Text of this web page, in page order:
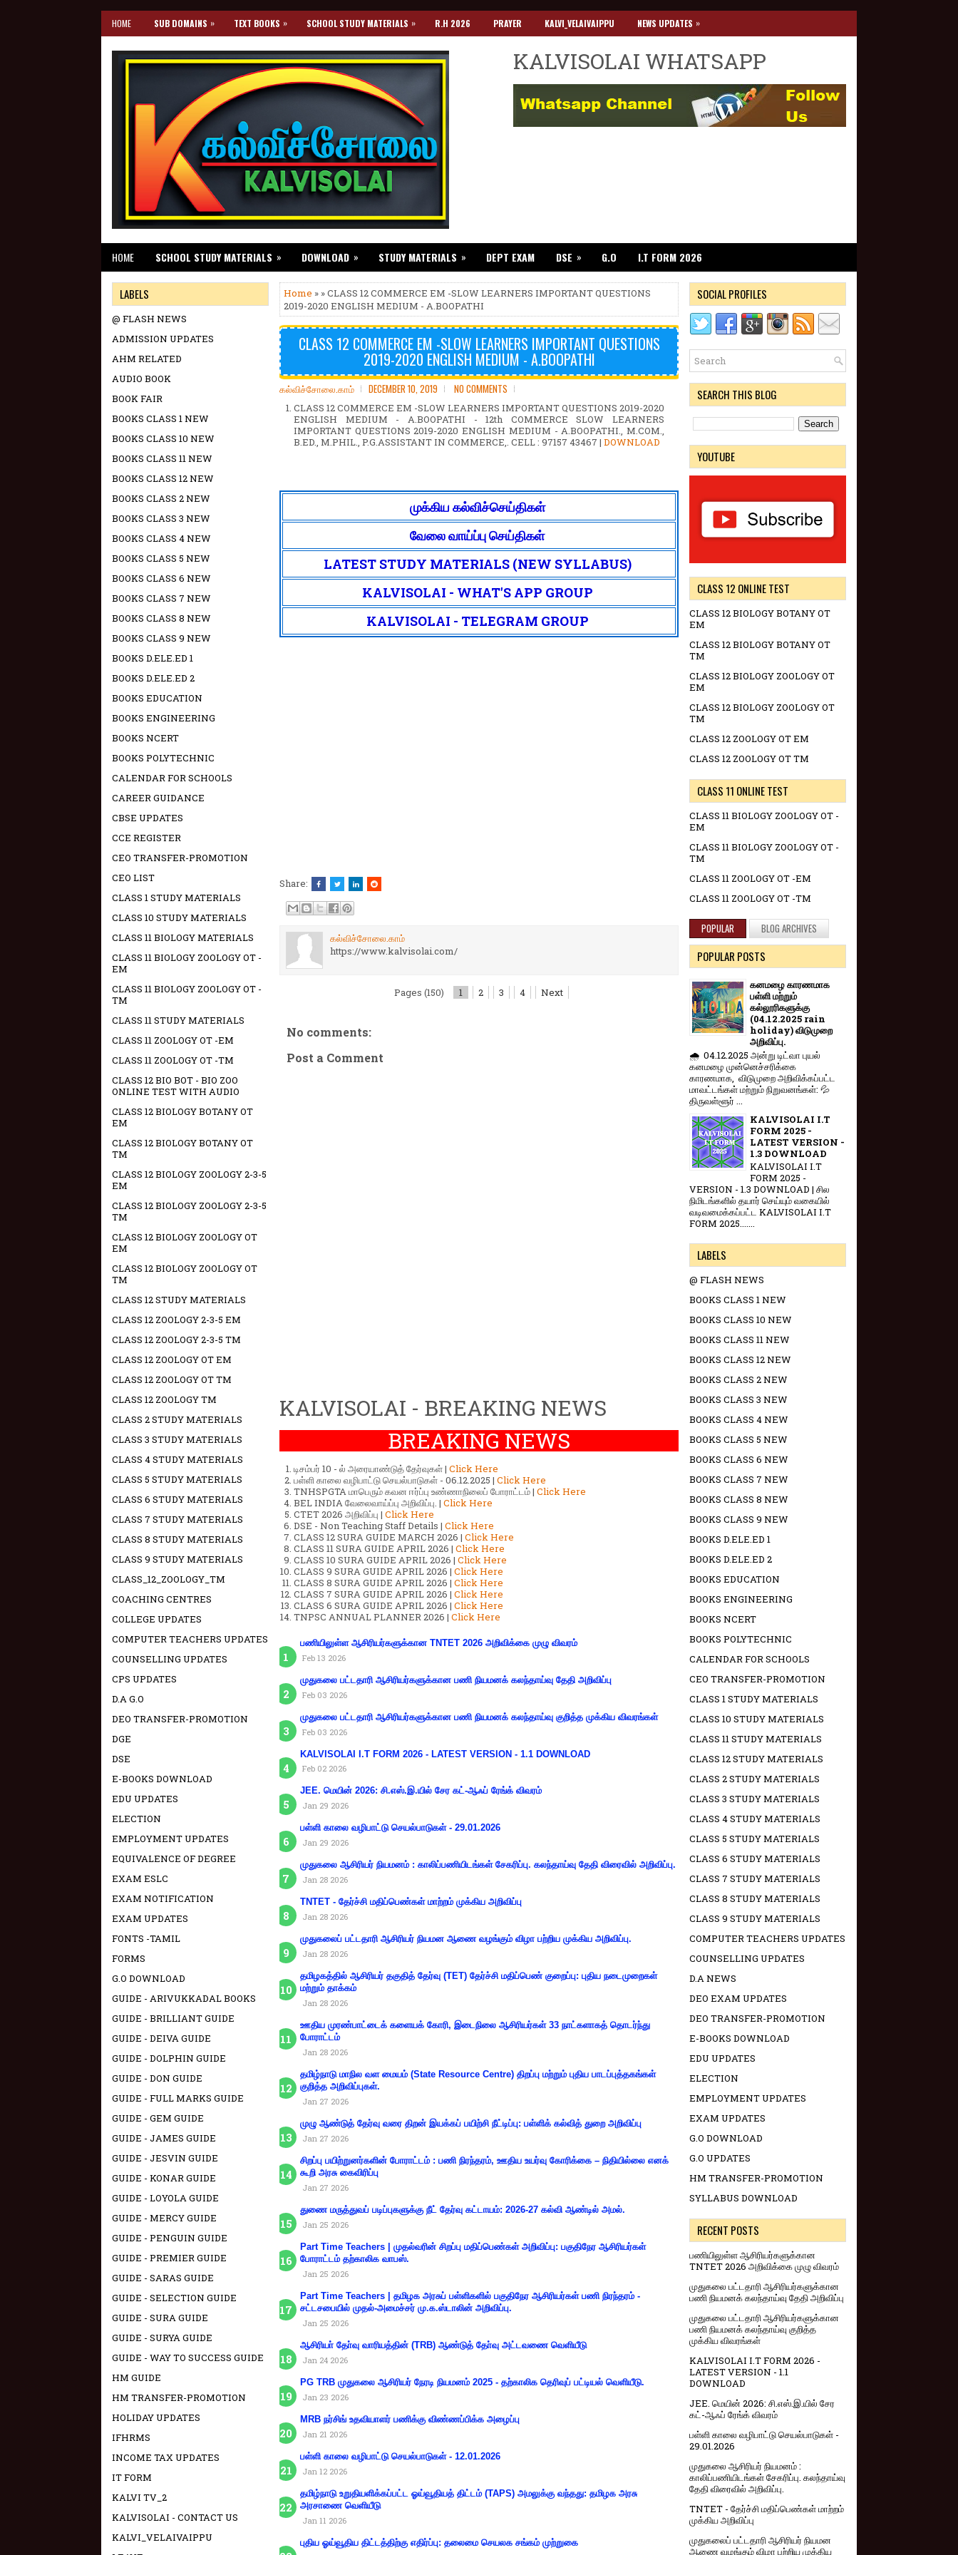
HOME SUB DOMAINS » TEXT BOOKS » SCHOOL STUDY MATERIALS » R.H 2026 PRAYER KALVI_VELAIVAIPPU NEWS UPDATES »
KALVISOLAI WHATSAPP
HOME SCHOOL STUDY MATERIALS » DOWNLOAD » STUDY MATERIALS » DEPT EXAM DSE » G.O I.T FORM 2026
Home » » CLASS 12 COMMERCE EM -SLOW LEARNERS IMPORTANT QUESTIONS
2019-2020 ENGLISH MEDIUM - A.BOOPATHI
CLASS 12 COMMERCE EM -SLOW LEARNERS IMPORTANT QUESTIONS
2019-2020 ENGLISH MEDIUM - A.BOOPATHI
கல்விச்சோலை.காம் DECEMBER 10, 2019 NO COMMENTS
CLASS 12 COMMERCE EM -SLOW LEARNERS IMPORTANT QUESTIONS 2019-2020
ENGLISH MEDIUM - A.BOOPATHI - 12th COMMERCE SLOW LEARNERS
IMPORTANT QUESTIONS 2019-2020 ENGLISH MEDIUM - A.BOOPATHI., M.COM.,
B.ED., M.PHIL., P.G.ASSISTANT IN COMMERCE,. CELL : 97157 43467 | DOWNLOAD
முக்கிய கல்விச்செய்திகள்
வேலை வாய்ப்பு செய்திகள்
LATEST STUDY MATERIALS (NEW SYLLABUS)
KALVISOLAI - WHAT'S APP GROUP
KALVISOLAI - TELEGRAM GROUP
Share:
கல்விச்சோலை.காம்
https://www.kalvisolai.com/
Pages (150) 1 2 3 4 Next
No comments:
Post a Comment
KALVISOLAI - BREAKING NEWS
BREAKING NEWS
டிசம்பர் 10 - ல் அரையாண்டுத் தேர்வுகள் | Click Here
பள்ளி காலை வழிபாட்டு செயல்பாடுகள் - 06.12.2025 | Click Here
TNHSPGTA மாபெரும் கவன ஈர்ப்பு உண்ணாநிலைப் போராட்டம் | Click Here
BEL INDIA வேலைவாய்ப்பு அறிவிப்பு. | Click Here
CTET 2026 அறிவிப்பு | Click Here
DSE - Non Teaching Staff Details | Click Here
CLASS 12 SURA GUIDE MARCH 2026 | Click Here
CLASS 11 SURA GUIDE APRIL 2026 | Click Here
CLASS 10 SURA GUIDE APRIL 2026 | Click Here
CLASS 9 SURA GUIDE APRIL 2026 | Click Here
CLASS 8 SURA GUIDE APRIL 2026 | Click Here
CLASS 7 SURA GUIDE APRIL 2026 | Click Here
CLASS 6 SURA GUIDE APRIL 2026 | Click Here
TNPSC ANNUAL PLANNER 2026 | Click Here
பணியிலுள்ள ஆசிரியர்களுக்கான TNTET 2026 அறிவிக்கை முழு விவரம்
Feb 13 2026
முதுகலை பட்டதாரி ஆசிரியர்களுக்கான பணி நியமனக் கலந்தாய்வு தேதி அறிவிப்பு
Feb 03 2026
முதுகலை பட்டதாரி ஆசிரியர்களுக்கான பணி நியமனக் கலந்தாய்வு குறித்த முக்கிய விவரங்கள்
Feb 03 2026
KALVISOLAI I.T FORM 2026 - LATEST VERSION - 1.1 DOWNLOAD
Feb 02 2026
JEE. மெயின் 2026: சி.எஸ்.இ.யில் சேர கட்-ஆஃப் ரேங்க் விவரம்
Jan 29 2026
பள்ளி காலை வழிபாட்டு செயல்பாடுகள் - 29.01.2026
Jan 29 2026
முதுகலை ஆசிரியர் நியமனம் : காலிப்பணியிடங்கள் சேகரிப்பு. கலந்தாய்வு தேதி விரைவில் அறிவிப்பு.
Jan 28 2026
TNTET - தேர்ச்சி மதிப்பெண்கள் மாற்றம் முக்கிய அறிவிப்பு
Jan 28 2026
முதுகலைப் பட்டதாரி ஆசிரியர் நியமன ஆணை வழங்கும் விழா பற்றிய முக்கிய அறிவிப்பு.
Jan 28 2026
தமிழகத்தில் ஆசிரியர் தகுதித் தேர்வு (TET) தேர்ச்சி மதிப்பெண் குறைப்பு: புதிய நடைமுறைகள்
மற்றும் தாக்கம்
Jan 28 2026
ஊதிய முரண்பாட்டைக் களையக் கோரி, இடைநிலை ஆசிரியர்கள் 33 நாட்களாகத் தொடர்ந்து
போராட்டம்
Jan 28 2026
தமிழ்நாடு மாநில வள மையம் (State Resource Centre) திறப்பு மற்றும் புதிய பாடப்புத்தகங்கள்
குறித்த அறிவிப்புகள்.
Jan 27 2026
முழு ஆண்டுத் தேர்வு வரை திறன் இயக்கப் பயிற்சி நீட்டிப்பு: பள்ளிக் கல்வித் துறை அறிவிப்பு
Jan 27 2026
சிறப்பு பயிற்றுனர்களின் போராட்டம் : பணி நிரந்தரம், ஊதிய உயர்வு கோரிக்கை – நிதியில்லை எனக்
கூறி அரசு கைவிரிப்பு
Jan 27 2026
துணை மருத்துவப் படிப்புகளுக்கு நீட் தேர்வு கட்டாயம்: 2026-27 கல்வி ஆண்டில் அமல்.
Jan 25 2026
Part Time Teachers | முதல்வரின் சிறப்பு மதிப்பெண்கள் அறிவிப்பு: பகுதிநேர ஆசிரியர்கள்
போராட்டம் தற்காலிக வாபஸ்.
Jan 25 2026
Part Time Teachers | தமிழக அரசுப் பள்ளிகளில் பகுதிநேர ஆசிரியர்கள் பணி நிரந்தரம் -
சட்டசபையில் முதல்-அமைச்சர் மு.க.ஸ்டாலின் அறிவிப்பு.
Jan 25 2026
ஆசிரியா் தோ்வு வாரியத்தின் (TRB) ஆண்டுத் தோ்வு அட்டவணை வெளியீடு
Jan 24 2026
PG TRB முதுகலை ஆசிரியர் நேரடி நியமனம் 2025 - தற்காலிக தெரிவுப் பட்டியல் வெளியீடு.
Jan 23 2026
MRB நர்சிங் உதவியாளர் பணிக்கு விண்ணப்பிக்க அழைப்பு
Jan 21 2026
பள்ளி காலை வழிபாட்டு செயல்பாடுகள் - 12.01.2026
Jan 12 2026
தமிழ்நாடு உறுதியளிக்கப்பட்ட ஓய்வூதியத் திட்டம் (TAPS) அமலுக்கு வந்தது: தமிழக அரசு
அரசாணை வெளியீடு
Jan 11 2026
புதிய ஓய்வூதிய திட்டத்திற்கு எதிர்ப்பு: தலைமை செயலக சங்கம் முற்றுகை
LABELS
@ FLASH NEWS
ADMISSION UPDATES
AHM RELATED
AUDIO BOOK
BOOK FAIR
BOOKS CLASS 1 NEW
BOOKS CLASS 10 NEW
BOOKS CLASS 11 NEW
BOOKS CLASS 12 NEW
BOOKS CLASS 2 NEW
BOOKS CLASS 3 NEW
BOOKS CLASS 4 NEW
BOOKS CLASS 5 NEW
BOOKS CLASS 6 NEW
BOOKS CLASS 7 NEW
BOOKS CLASS 8 NEW
BOOKS CLASS 9 NEW
BOOKS D.ELE.ED 1
BOOKS D.ELE.ED 2
BOOKS EDUCATION
BOOKS ENGINEERING
BOOKS NCERT
BOOKS POLYTECHNIC
CALENDAR FOR SCHOOLS
CAREER GUIDANCE
CBSE UPDATES
CCE REGISTER
CEO TRANSFER-PROMOTION
CEO LIST
CLASS 1 STUDY MATERIALS
CLASS 10 STUDY MATERIALS
CLASS 11 BIOLOGY MATERIALS
CLASS 11 BIOLOGY ZOOLOGY OT -
EM
CLASS 11 BIOLOGY ZOOLOGY OT -
TM
CLASS 11 STUDY MATERIALS
CLASS 11 ZOOLOGY OT -EM
CLASS 11 ZOOLOGY OT -TM
CLASS 12 BIO BOT - BIO ZOO
ONLINE TEST WITH AUDIO
CLASS 12 BIOLOGY BOTANY OT
EM
CLASS 12 BIOLOGY BOTANY OT
TM
CLASS 12 BIOLOGY ZOOLOGY 2-3-5
EM
CLASS 12 BIOLOGY ZOOLOGY 2-3-5
TM
CLASS 12 BIOLOGY ZOOLOGY OT
EM
CLASS 12 BIOLOGY ZOOLOGY OT
TM
CLASS 12 STUDY MATERIALS
CLASS 12 ZOOLOGY 2-3-5 EM
CLASS 12 ZOOLOGY 2-3-5 TM
CLASS 12 ZOOLOGY OT EM
CLASS 12 ZOOLOGY OT TM
CLASS 12 ZOOLOGY TM
CLASS 2 STUDY MATERIALS
CLASS 3 STUDY MATERIALS
CLASS 4 STUDY MATERIALS
CLASS 5 STUDY MATERIALS
CLASS 6 STUDY MATERIALS
CLASS 7 STUDY MATERIALS
CLASS 8 STUDY MATERIALS
CLASS 9 STUDY MATERIALS
CLASS_12_ZOOLOGY_TM
COACHING CENTRES
COLLEGE UPDATES
COMPUTER TEACHERS UPDATES
COUNSELLING UPDATES
CPS UPDATES
D.A G.O
DEO TRANSFER-PROMOTION
DGE
DSE
E-BOOKS DOWNLOAD
EDU UPDATES
ELECTION
EMPLOYMENT UPDATES
EQUIVALENCE OF DEGREE
EXAM ESLC
EXAM NOTIFICATION
EXAM UPDATES
FONTS -TAMIL
FORMS
G.O DOWNLOAD
GUIDE - ARIVUKKADAL BOOKS
GUIDE - BRILLIANT GUIDE
GUIDE - DEIVA GUIDE
GUIDE - DOLPHIN GUIDE
GUIDE - DON GUIDE
GUIDE - FULL MARKS GUIDE
GUIDE - GEM GUIDE
GUIDE - JAMES GUIDE
GUIDE - JESVIN GUIDE
GUIDE - KONAR GUIDE
GUIDE - LOYOLA GUIDE
GUIDE - MERCY GUIDE
GUIDE - PENGUIN GUIDE
GUIDE - PREMIER GUIDE
GUIDE - SARAS GUIDE
GUIDE - SELECTION GUIDE
GUIDE - SURA GUIDE
GUIDE - SURYA GUIDE
GUIDE - WAY TO SUCCESS GUIDE
HM GUIDE
HM TRANSFER-PROMOTION
HOLIDAY UPDATES
IFHRMS
INCOME TAX UPDATES
IT FORM
KALVI TV_2
KALVISOLAI - CONTACT US
KALVI_VELAIVAIPPU
SOCIAL PROFILES
SEARCH THIS BLOG
YOUTUBE
CLASS 12 ONLINE TEST
CLASS 12 BIOLOGY BOTANY OT
EM
CLASS 12 BIOLOGY BOTANY OT
TM
CLASS 12 BIOLOGY ZOOLOGY OT
EM
CLASS 12 BIOLOGY ZOOLOGY OT
TM
CLASS 12 ZOOLOGY OT EM
CLASS 12 ZOOLOGY OT TM
CLASS 11 ONLINE TEST
CLASS 11 BIOLOGY ZOOLOGY OT -
EM
CLASS 11 BIOLOGY ZOOLOGY OT -
TM
CLASS 11 ZOOLOGY OT -EM
CLASS 11 ZOOLOGY OT -TM
POPULAR BLOG ARCHIVES
POPULAR POSTS
கனமழை காரணமாக
பள்ளி மற்றும்
கல்லூரிகளுக்கு
(04.12.2025 rain
holiday) விடுமுறை
அறிவிப்பு.
🌧️ 04.12.2025 அன்று டிட்வா புயல்
கனமழை முன்னெச்சரிக்கை
காரணமாக, விடுமுறை அறிவிக்கப்பட்ட
மாவட்டங்கள் மற்றும் நிறுவனங்கள்: 💦
திருவள்ளூர் ...
KALVISOLAI I.T
FORM 2025 -
LATEST VERSION -
1.3 DOWNLOAD
KALVISOLAI I.T
FORM 2025 -
VERSION - 1.3 DOWNLOAD | சில
நிமிடங்களில் தயார் செய்யும் வகையில்
வடிவமைக்கப்பட்ட KALVISOLAI I.T
FORM 2025.......
LABELS
@ FLASH NEWS
BOOKS CLASS 1 NEW
BOOKS CLASS 10 NEW
BOOKS CLASS 11 NEW
BOOKS CLASS 12 NEW
BOOKS CLASS 2 NEW
BOOKS CLASS 3 NEW
BOOKS CLASS 4 NEW
BOOKS CLASS 5 NEW
BOOKS CLASS 6 NEW
BOOKS CLASS 7 NEW
BOOKS CLASS 8 NEW
BOOKS CLASS 9 NEW
BOOKS D.ELE.ED 1
BOOKS D.ELE.ED 2
BOOKS EDUCATION
BOOKS ENGINEERING
BOOKS NCERT
BOOKS POLYTECHNIC
CALENDAR FOR SCHOOLS
CEO TRANSFER-PROMOTION
CLASS 1 STUDY MATERIALS
CLASS 10 STUDY MATERIALS
CLASS 11 STUDY MATERIALS
CLASS 12 STUDY MATERIALS
CLASS 2 STUDY MATERIALS
CLASS 3 STUDY MATERIALS
CLASS 4 STUDY MATERIALS
CLASS 5 STUDY MATERIALS
CLASS 6 STUDY MATERIALS
CLASS 7 STUDY MATERIALS
CLASS 8 STUDY MATERIALS
CLASS 9 STUDY MATERIALS
COMPUTER TEACHERS UPDATES
COUNSELLING UPDATES
D.A NEWS
DEO EXAM UPDATES
DEO TRANSFER-PROMOTION
E-BOOKS DOWNLOAD
EDU UPDATES
ELECTION
EMPLOYMENT UPDATES
EXAM UPDATES
G.O DOWNLOAD
G.O UPDATES
HM TRANSFER-PROMOTION
SYLLABUS DOWNLOAD
RECENT POSTS
பணியிலுள்ள ஆசிரியர்களுக்கான
TNTET 2026 அறிவிக்கை முழு விவரம்
முதுகலை பட்டதாரி ஆசிரியர்களுக்கான
பணி நியமனக் கலந்தாய்வு தேதி அறிவிப்பு
முதுகலை பட்டதாரி ஆசிரியர்களுக்கான
பணி நியமனக் கலந்தாய்வு குறித்த
முக்கிய விவரங்கள்
KALVISOLAI I.T FORM 2026 -
LATEST VERSION - 1.1
DOWNLOAD
JEE. மெயின் 2026: சி.எஸ்.இ.யில் சேர
கட்-ஆஃப் ரேங்க் விவரம்
பள்ளி காலை வழிபாட்டு செயல்பாடுகள் -
29.01.2026
முதுகலை ஆசிரியர் நியமனம் :
காலிப்பணியிடங்கள் சேகரிப்பு. கலந்தாய்வு
தேதி விரைவில் அறிவிப்பு.
TNTET - தேர்ச்சி மதிப்பெண்கள் மாற்றம்
முக்கிய அறிவிப்பு
முதுகலைப் பட்டதாரி ஆசிரியர் நியமன
ஆணை வழங்கும் விழா பற்றிய முக்கிய